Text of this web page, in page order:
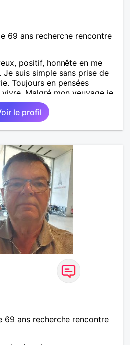
69 ans recherche rencontre
positif, honnête en me
suis simple sans prise de
Toujours en pensées
Malgré mon veuvage je
pour une deuxième vie
de tendresse et pourquoi
Déjà dans un premier
s'apprécier et ensuite
pas la tête sur ce niveau.
étant le CEP certificat
ce diplôme on sait que je
En raison de mes
pas avec les
les moins de 60 ans
le profil
69 ans recherche rencontre